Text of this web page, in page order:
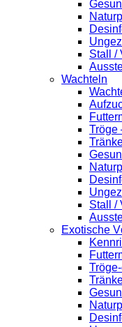
Stall /
Wachteln
Tröge
Stall /
Exotische